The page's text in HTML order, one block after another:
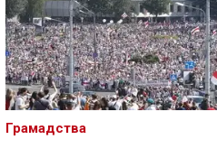
Грамадства